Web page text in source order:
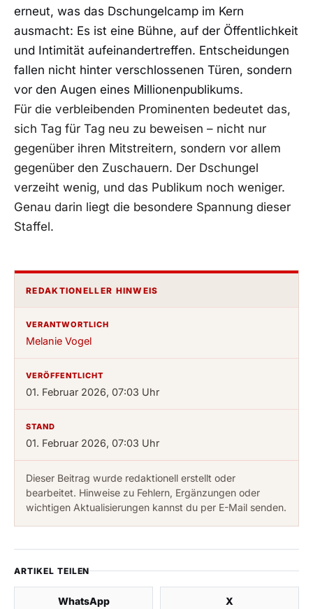
erneut, was das Dschungelcamp im Kern
ausmacht: Es ist eine Bühne, auf der Öffentlichkeit
und Intimität aufeinandertreffen. Entscheidungen
fallen nicht hinter verschlossenen Türen, sondern
vor den Augen eines Millionenpublikums.
Für die verbleibenden Prominenten bedeutet das,
sich Tag für Tag neu zu beweisen – nicht nur
gegenüber ihren Mitstreitern, sondern vor allem
gegenüber den Zuschauern. Der Dschungel
verzeiht wenig, und das Publikum noch weniger.
Genau darin liegt die besondere Spannung dieser
Staffel.
REDAKTIONELLER HINWEIS
VERANTWORTLICH
Melanie Vogel
VERÖFFENTLICHT
01. Februar 2026, 07:03 Uhr
STAND
01. Februar 2026, 07:03 Uhr
Dieser Beitrag wurde redaktionell erstellt oder
bearbeitet. Hinweise zu Fehlern, Ergänzungen oder
wichtigen Aktualisierungen kannst du per E-Mail senden.
ARTIKEL TEILEN
WhatsApp X